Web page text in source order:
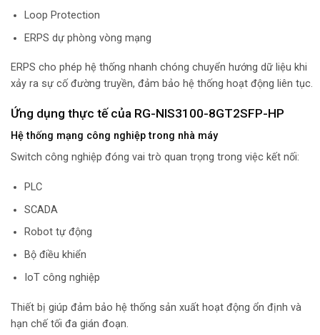
Loop Protection
ERPS dự phòng vòng mạng
ERPS cho phép hệ thống nhanh chóng chuyển hướng dữ liệu khi
xảy ra sự cố đường truyền, đảm bảo hệ thống hoạt động liên tục.
Ứng dụng thực tế của RG-NIS3100-8GT2SFP-HP
Hệ thống mạng công nghiệp trong nhà máy
Switch công nghiệp đóng vai trò quan trọng trong việc kết nối:
PLC
SCADA
Robot tự động
Bộ điều khiển
IoT công nghiệp
Thiết bị giúp đảm bảo hệ thống sản xuất hoạt động ổn định và
hạn chế tối đa gián đoạn.